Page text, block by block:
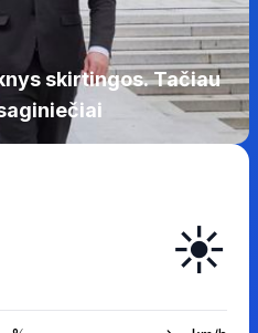
skirtingos. Tačiau
☀️